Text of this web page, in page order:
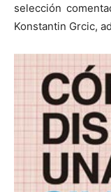
selección
Konstantin Grcic,